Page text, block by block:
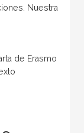
Nuestra
de Erasmo